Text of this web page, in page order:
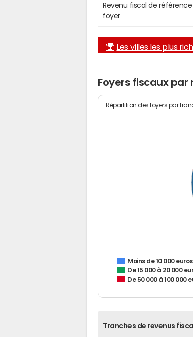
Revenu fiscal de
foyer
Les villes les plus
Foyers fiscaux par
Répartition des foyers par
Moins de 10 000 euros
De 15 000 à 20 000
De 50 000 à 100 000
Tranches de revenus